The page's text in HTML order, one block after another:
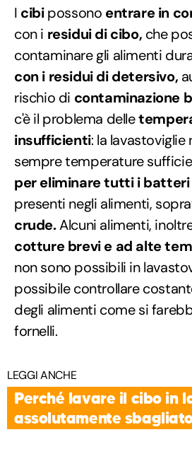
I cibipossono entrare in
con i residui di cibo, che
contaminare gli alimenti
con i residui di detersivo,
rischio di contaminazione
c'è il problema delle
insufficienti: la lavastoviglie
sempre temperature
per eliminare tutti i
presenti negli alimenti,
crude.Alcuni alimenti,
cotture brevi e ad alte
non sono possibili in
possibile controllare
degli alimenti come si
fornelli.
LEGGI ANCHE
Perché lavare il cibo in
assolutamente